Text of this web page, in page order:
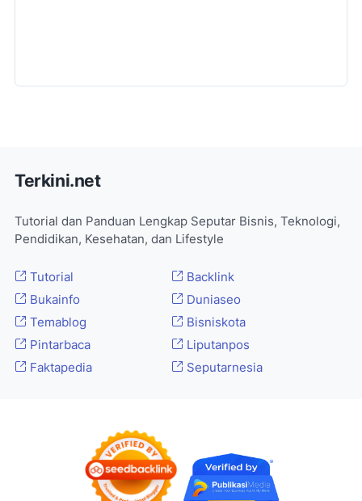
Terkini.net
Tutorial dan Panduan Lengkap Seputar Bisnis, Teknologi,
Pendidikan, Kesehatan, dan Lifestyle
Tutorial
Bukainfo
Temablog
Pintarbaca
Faktapedia
Backlink
Duniaseo
Bisniskota
Liputanpos
Seputarnesia